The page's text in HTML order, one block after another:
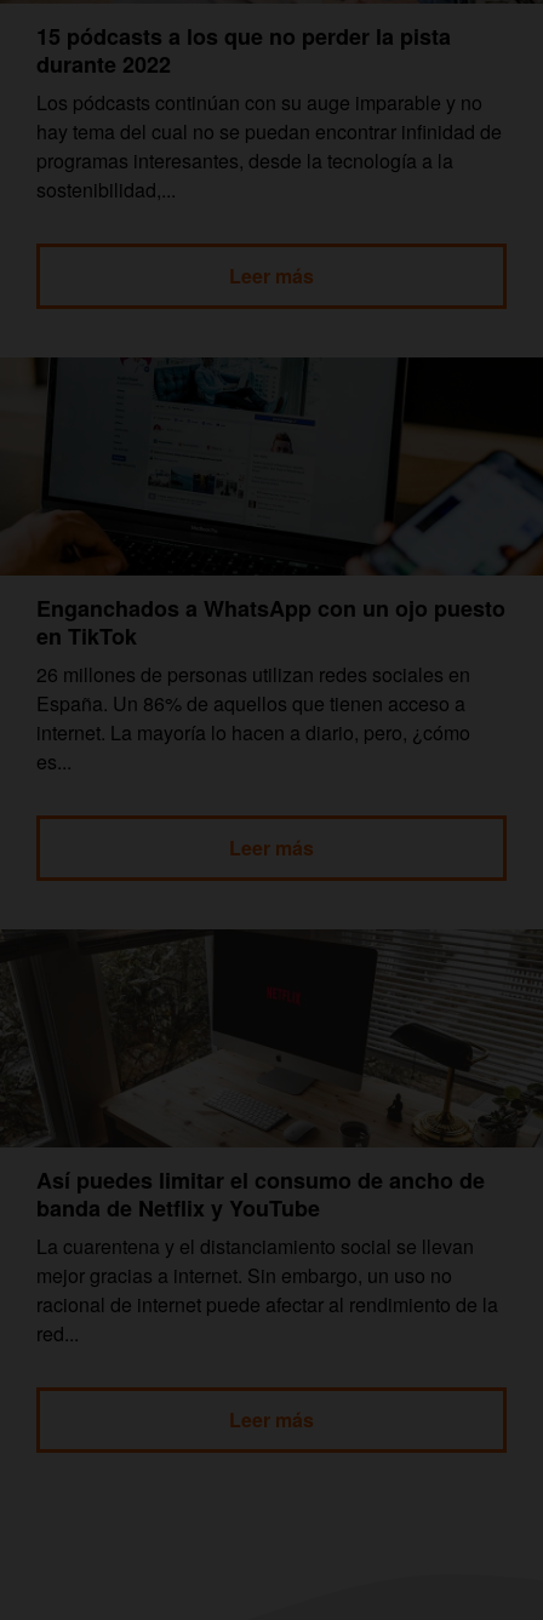
15 pódcasts a los que no perder la pista
durante 2022
Los pódcasts continúan con su auge imparable y no
hay tema del cual no se puedan encontrar infinidad de
programas interesantes, desde la tecnología a la
sostenibilidad,...
Leer más
Enganchados a WhatsApp con un ojo puesto
en TikTok
26 millones de personas utilizan redes sociales en
España. Un 86% de aquellos que tienen acceso a
internet. La mayoría lo hacen a diario, pero, ¿cómo
es...
Leer más
Así puedes limitar el consumo de ancho de
banda de Netflix y YouTube
La cuarentena y el distanciamiento social se llevan
mejor gracias a internet. Sin embargo, un uso no
racional de internet puede afectar al rendimiento de la
red...
Leer más